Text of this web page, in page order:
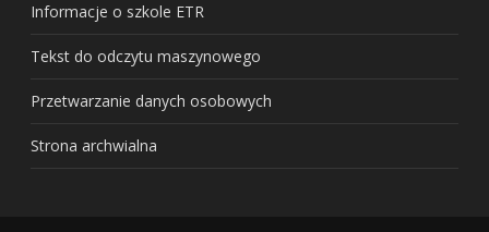
Informacje o szkole ETR
Tekst do odczytu maszynowego
Przetwarzanie danych osobowych
Strona archwialna